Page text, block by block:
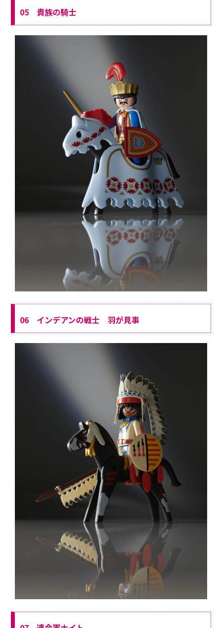
05 貴族の騎士
06 インデアンの戦士 羽が見事